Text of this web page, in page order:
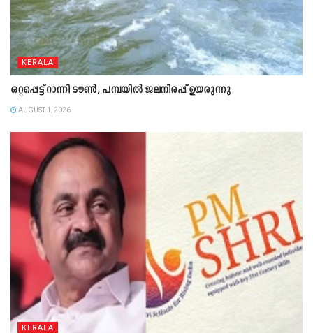
KERALA
ഒറ്റപ്പെട്ട് റാന്നി ടൗൺ, പമ്പയിൽ ജലനിരപ്പ് ഉയരുന്നു
AUGUST 1, 2026
KERALA